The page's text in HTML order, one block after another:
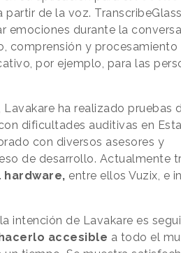
partir de la voz.
emociones durante la
comprensión y
por ejemplo, para las
ha realizado pruebas
dificultades auditivas en
con diversos asesores y
de desarrollo. Actualmente
entre ellos Vuzix, e
intención de Lavakare es
accesible a todo el